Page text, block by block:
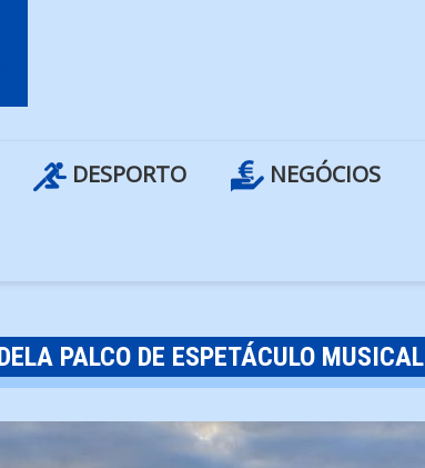
DESPORTO NEGÓCIOS
PALCO DE ESPETÁCULO MUSICAL